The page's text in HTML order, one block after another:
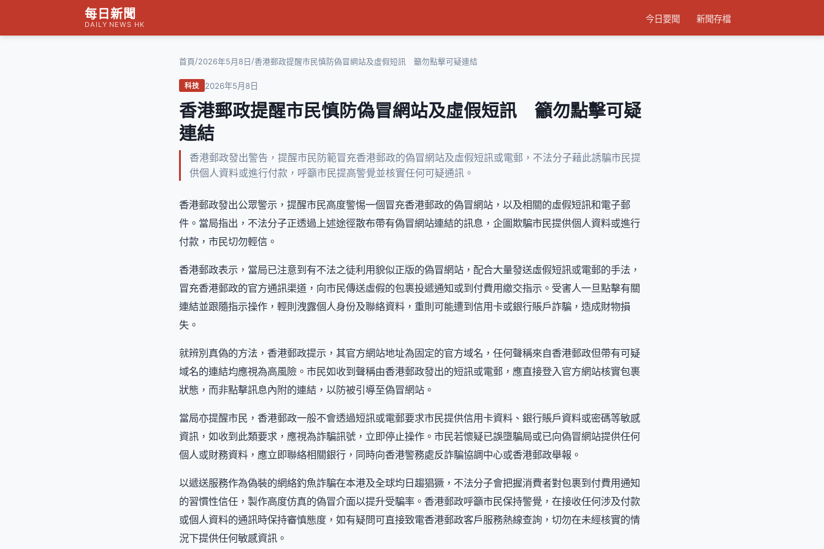
每日新聞
DAILY NEWS HK
今日要聞 新聞存檔
首頁/2026年5月8日 /香港郵政提醒市民慎防偽冒網站及虛假短訊 籲勿點擊可疑連結
科技 2026年5月8日
香港郵政提醒市民慎防偽冒網站及虛假短訊 籲勿點擊可疑
連結
香港郵政發出警告，提醒市民防範冒充香港郵政的偽冒網站及虛假短訊或電郵，不法分子藉此誘騙市民提
供個人資料或進行付款，呼籲市民提高警覺並核實任何可疑通訊。
香港郵政發出公眾警示，提醒市民高度警惕一個冒充香港郵政的偽冒網站，以及相關的虛假短訊和電子郵
件。當局指出，不法分子正透過上述途徑散布帶有偽冒網站連結的訊息，企圖欺騙市民提供個人資料或進行
付款，市民切勿輕信。
香港郵政表示，當局已注意到有不法之徒利用貌似正版的偽冒網站，配合大量發送虛假短訊或電郵的手法，
冒充香港郵政的官方通訊渠道，向市民傳送虛假的包裹投遞通知或到付費用繳交指示。受害人一旦點擊有關
連結並跟隨指示操作，輕則洩露個人身份及聯絡資料，重則可能遭到信用卡或銀行賬戶詐騙，造成財物損
失。
就辨別真偽的方法，香港郵政提示，其官方網站地址為固定的官方域名，任何聲稱來自香港郵政但帶有可疑
域名的連結均應視為高風險。市民如收到聲稱由香港郵政發出的短訊或電郵，應直接登入官方網站核實包裹
狀態，而非點擊訊息內附的連結，以防被引導至偽冒網站。
當局亦提醒市民，香港郵政一般不會透過短訊或電郵要求市民提供信用卡資料、銀行賬戶資料或密碼等敏感
資訊，如收到此類要求，應視為詐騙訊號，立即停止操作。市民若懷疑已誤墮騙局或已向偽冒網站提供任何
個人或財務資料，應立即聯絡相關銀行，同時向香港警務處反詐騙協調中心或香港郵政舉報。
以遞送服務作為偽裝的網絡釣魚詐騙在本港及全球均日趨猖獗，不法分子會把握消費者對包裹到付費用通知
的習慣性信任，製作高度仿真的偽冒介面以提升受騙率。香港郵政呼籲市民保持警覺，在接收任何涉及付款
或個人資料的通訊時保持審慎態度，如有疑問可直接致電香港郵政客戶服務熱線查詢，切勿在未經核實的情
況下提供任何敏感資訊。